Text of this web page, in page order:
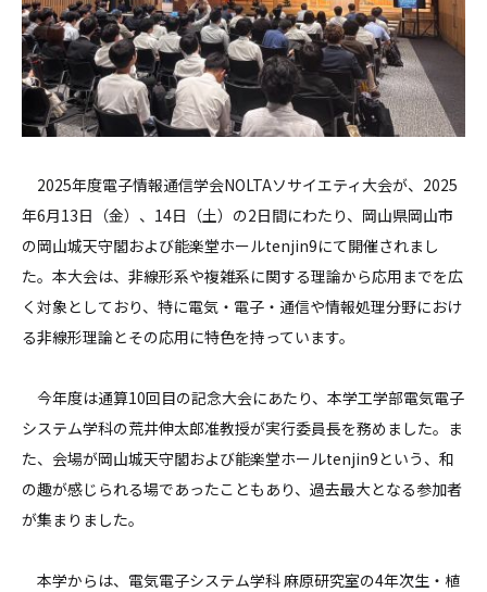
2025年度電子情報通信学会NOLTAソサイエティ大会が、2025
年6月13日（金）、14日（土）の2日間にわたり、岡山県岡山市
の岡山城天守閣および能楽堂ホールtenjin9にて開催されまし
た。本大会は、非線形系や複雑系に関する理論から応用までを広
く対象としており、特に電気・電子・通信や情報処理分野におけ
る非線形理論とその応用に特色を持っています。
今年度は通算10回目の記念大会にあたり、本学工学部電気電子
システム学科の荒井伸太郎准教授が実行委員長を務めました。ま
た、会場が岡山城天守閣および能楽堂ホールtenjin9という、和
の趣が感じられる場であったこともあり、過去最大となる参加者
が集まりました。
本学からは、電気電子システム学科 麻原研究室の4年次生・植